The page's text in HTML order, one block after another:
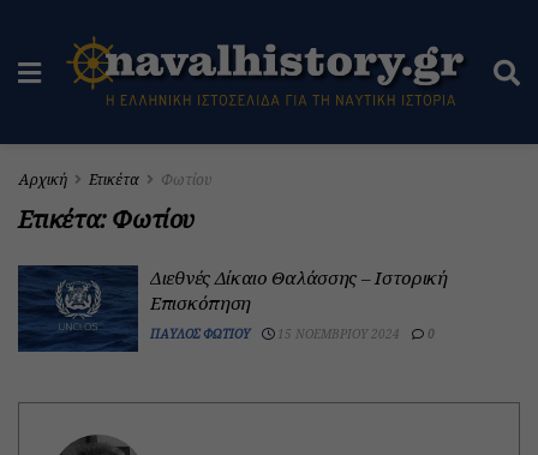
Αρχική Ετικέτα Φωτίου
Ετικέτα:Φωτίου
Διεθνές Δίκαιο Θαλάσσης – Ιστορική
Επισκόπηση
ΠΑΎΛΟΣ ΦΩΤΊΟΥ 15 ΝΟΕΜΒΡΊΟΥ 2024 0